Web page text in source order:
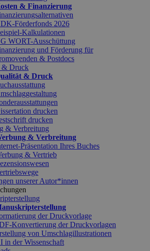
& Finanzierung
Förderfonds 2026
Kalkulationen
WORT-Ausschüttung
und Förderung für
& Postdocs
& Druck
& Druck
drucken
drucken
& Verbreitung
& Verbreitung
Präsentation Ihres Buches
& Vertrieb
unserer Autor*innen
der Druckvorlage
Konvertierung der Druckvorlagen
von Umschlagillustrationen
in der Wissenschaft